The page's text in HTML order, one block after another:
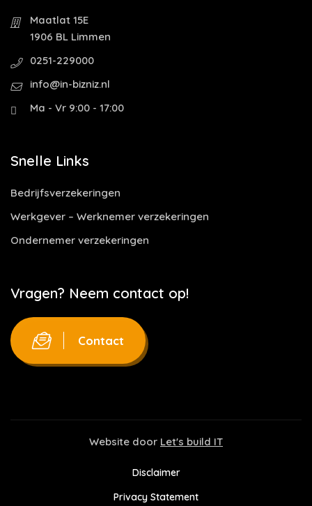
Maatlat 15E
1906 BL Limmen
0251-229000
info@in-bizniz.nl
Ma - Vr 9:00 - 17:00
Snelle Links
Bedrijfsverzekeringen
Werkgever – Werknemer verzekeringen
Ondernemer verzekeringen
Vragen? Neem contact op!
Contact
Website door Let's build IT
Disclaimer
Privacy Statement